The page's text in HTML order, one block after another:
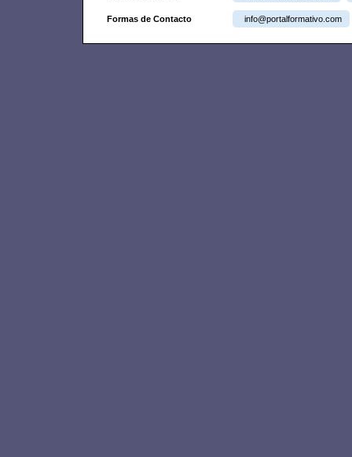
Formas de Contacto info@portalformativo.com